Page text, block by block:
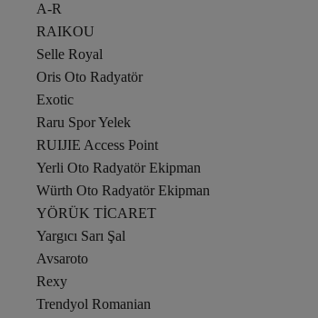
A-R
RAIKOU
Selle Royal
Oris Oto Radyatör
Exotic
Raru Spor Yelek
RUIJIE Access Point
Yerli Oto Radyatör Ekipman
Würth Oto Radyatör Ekipman
YÖRÜK TİCARET
Yargıcı Sarı Şal
Avsaroto
Rexy
Trendyol Romanian